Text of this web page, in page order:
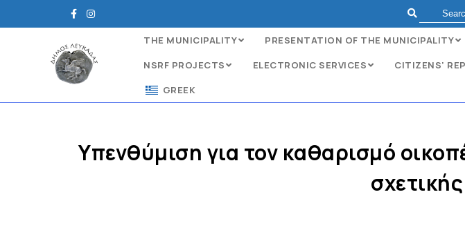
THE MUNICIPALITY PRESENTATION OF THE MUNICIPALITY
NSRF PROJECTS
ELECTRONIC SERVICES CITIZENS'
GREEK
Υπενθύμιση για τον καθαρισμό